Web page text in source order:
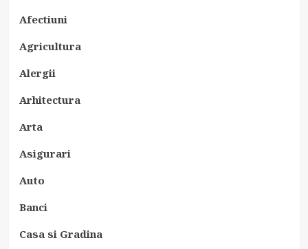
Afectiuni
Agricultura
Alergii
Arhitectura
Arta
Asigurari
Auto
Banci
Casa si Gradina